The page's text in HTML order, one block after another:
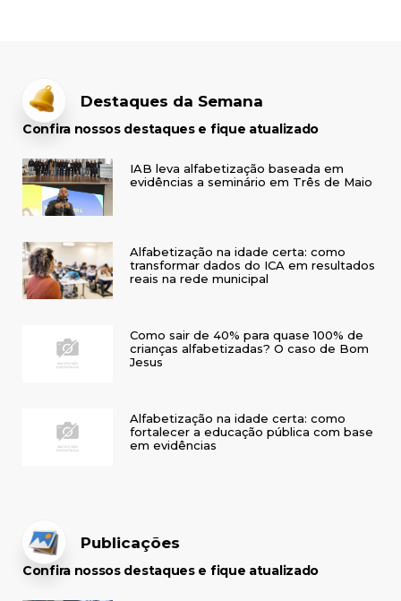
Destaques da Semana
Confira nossos destaques e fique atualizado
IAB leva alfabetização baseada em
evidências a seminário em Três de Maio
Alfabetização na idade certa: como
transformar dados do ICA em resultados
reais na rede municipal
Como sair de 40% para quase 100% de
crianças alfabetizadas? O caso de Bom
Jesus
Alfabetização na idade certa: como
fortalecer a educação pública com base
em evidências
Publicações
Confira nossos destaques e fique atualizado